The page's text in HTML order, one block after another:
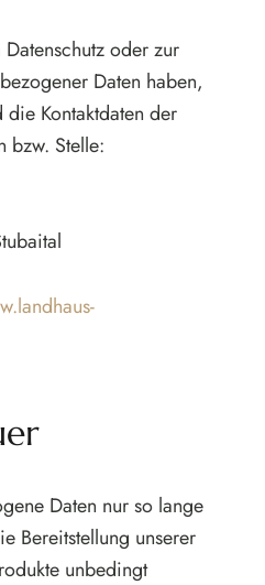
oder zur
Daten haben,
Kontaktdaten der
bzw. Stelle:
Daten nur so lange
Bereitstellung unserer
unbedingt